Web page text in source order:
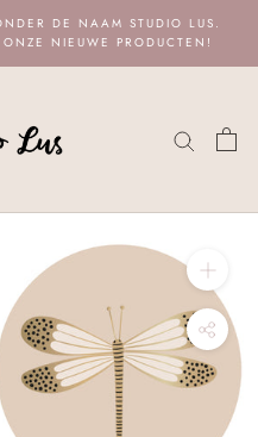
DE NAAM STUDIO LUS.
NIEUWE PRODUCTEN!